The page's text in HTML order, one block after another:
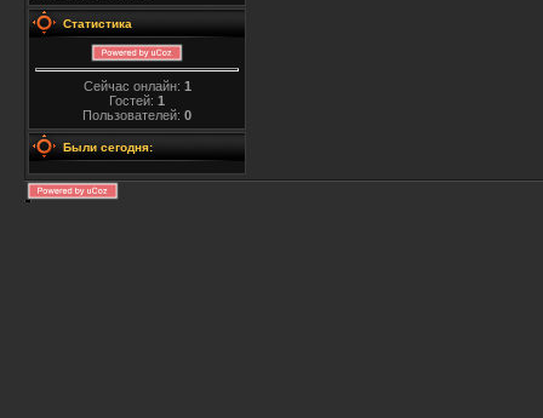
Статистика
Сейчас онлайн: 1
Гостей: 1
Пользователей: 0
Были сегодня: